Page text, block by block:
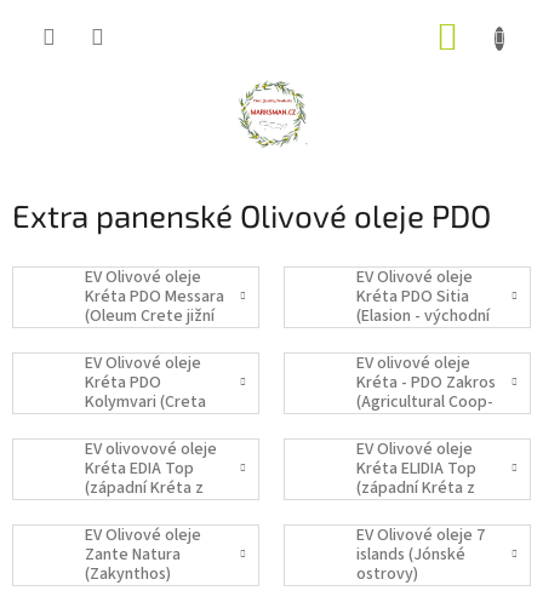
Extra panenské Olivové oleje PDO
EV Olivové oleje
Kréta PDO Messara
(Oleum Crete jižní
Kréta Tymbaki)
EV Olivové oleje
Kréta PDO Sitia
(Elasion - východní
Kréta Kalamafka)
EV Olivové oleje
Kréta PDO
Kolymvari (Creta
Eleon - západní
Kréta)
EV olivové oleje
Kréta - PDO Zakros
(Agricultural Coop-
východní Kréta)
EV olivovové oleje
Kréta EDIA Top
(západní Kréta z
první sklizně
Deliana)
EV Olivové oleje
Kréta ELIDIA Top
(západní Kréta z
první sklizně
Chania)
EV Olivové oleje
Zante Natura
(Zakynthos)
EV Olivové oleje 7
islands (Jónské
ostrovy)